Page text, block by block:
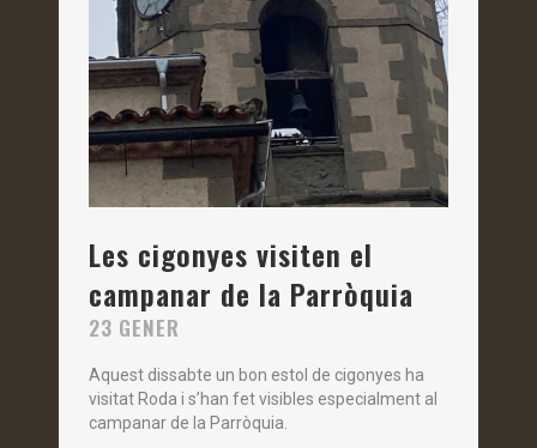
Les cigonyes visiten el
campanar de la Parròquia
23 GENER
Aquest dissabte un bon estol de cigonyes ha
visitat Roda i s’han fet visibles especialment al
campanar de la Parròquia.